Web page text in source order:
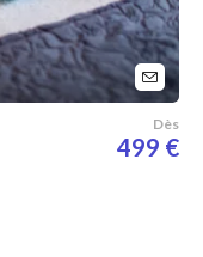
Dès
499 €